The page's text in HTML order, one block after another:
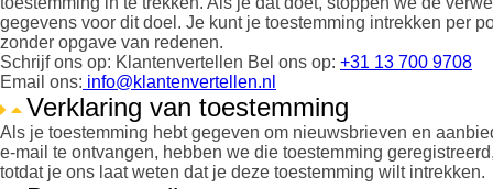
gegevens voor dit doel. Je kunt je toestemming intrekken per
zonder opgave van redenen.
Schrijf ons op: Klantenvertellen Bel ons op: +31 13 700 9708
Email ons: info@klantenvertellen.nl
Verklaring van toestemming
Als je toestemming hebt gegeven om nieuwsbrieven en
e-mail te ontvangen, hebben we die toestemming
totdat je ons laat weten dat je deze toestemming wilt intrekken.